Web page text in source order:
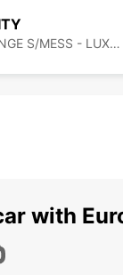
WICKRANGE RECKANGE S/MESS - LUXEMBOURG
with